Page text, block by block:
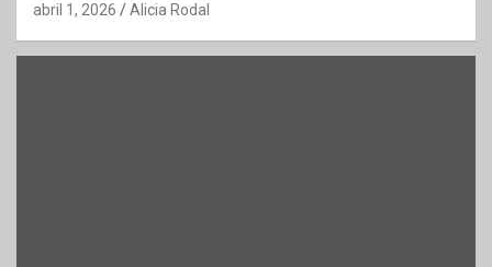
abril 1, 2026 Alicia Rodal